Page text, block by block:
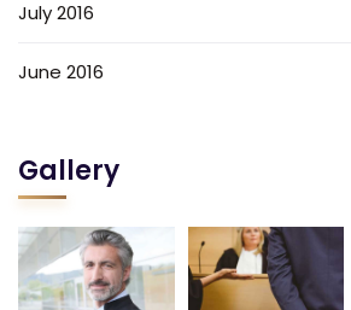
July 2016
June 2016
Gallery